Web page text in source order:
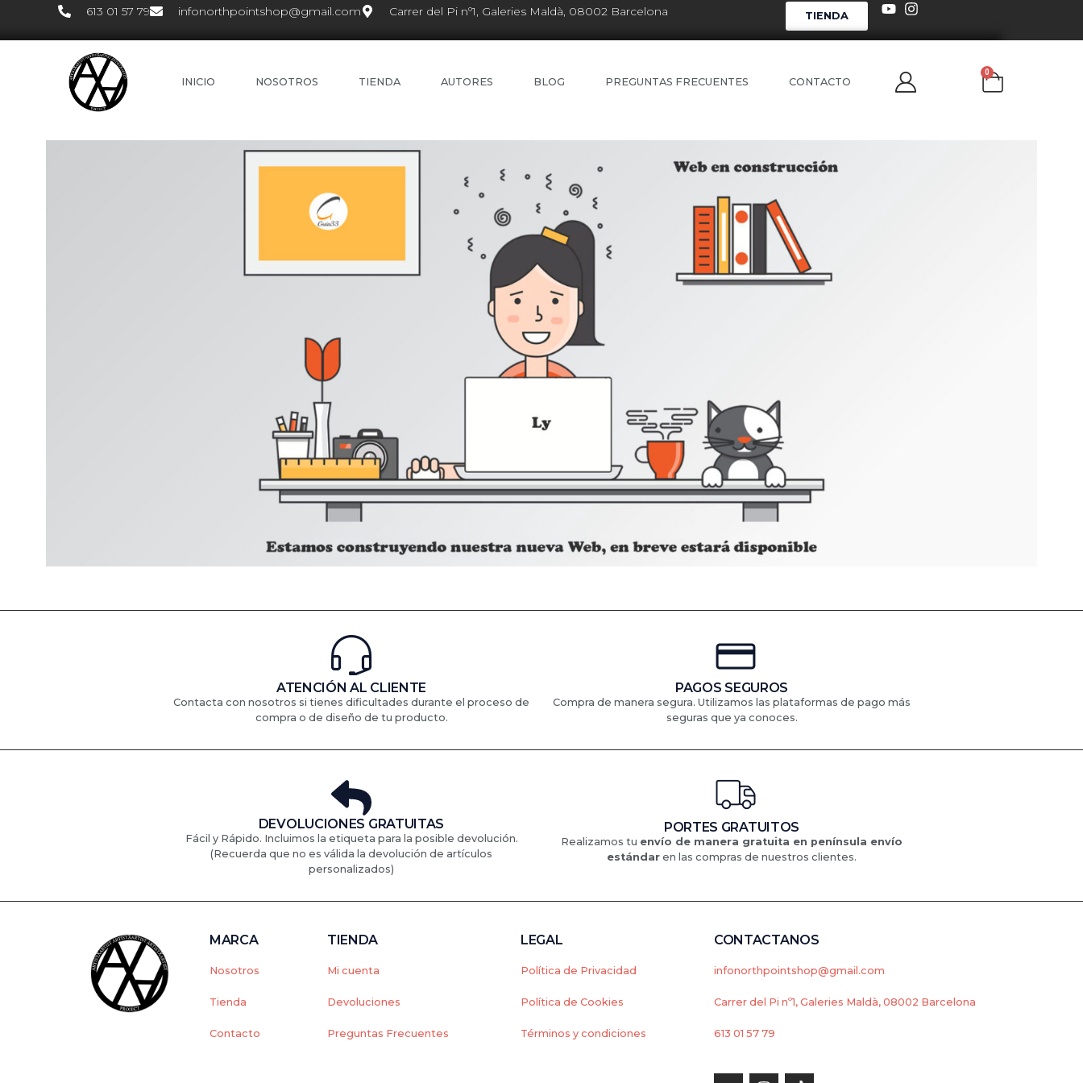
613 01 57 79 infonorthpointshop@gmail.com Carrer del Pi nº1, Galeries Maldà, 08002 Barcelona TIENDA
INICIO NOSOTROS TIENDA AUTORES BLOG PREGUNTAS FRECUENTES CONTACTO
0
ATENCIÓN AL CLIENTE
Contacta con nosotros si tienes dificultades durante el proceso de
compra o de diseño de tu producto.
PAGOS SEGUROS
Compra de manera segura. Utilizamos las plataformas de pago más
seguras que ya conoces.
DEVOLUCIONES GRATUITAS
Fácil y Rápido. Incluimos la etiqueta para la posible devolución.
(Recuerda que no es válida la devolución de artículos
personalizados)
PORTES GRATUITOS
Realizamos tu envío de manera gratuita en península envío
estándar en las compras de nuestros clientes.
MARCA
Nosotros
Tienda
Contacto
TIENDA
Mi cuenta
Devoluciones
Preguntas Frecuentes
LEGAL
Política de Privacidad
Política de Cookies
Términos y condiciones
CONTACTANOS
infonorthpointshop@gmail.com
Carrer del Pi nº1, Galeries Maldà, 08002 Barcelona
613 01 57 79